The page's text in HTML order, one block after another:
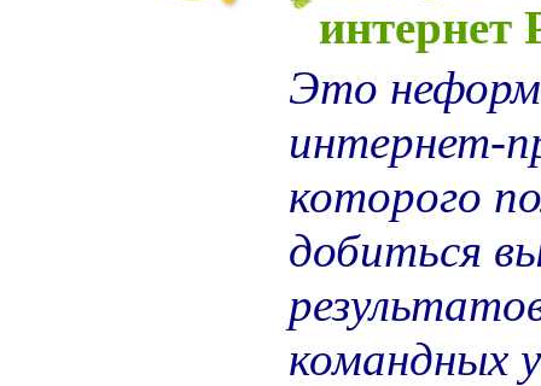
интернет
Это
интернет-
которого
добиться
командных